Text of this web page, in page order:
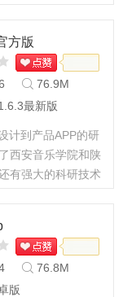
方版
76.9M
最新版
计到产品APP的研
西安音乐学院和陕
有强大的科研技术
76.8M
版